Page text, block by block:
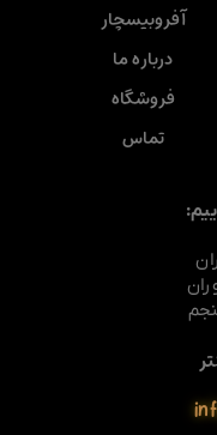
آفروبیسچار
درباره ما
فروشگاه
تماس